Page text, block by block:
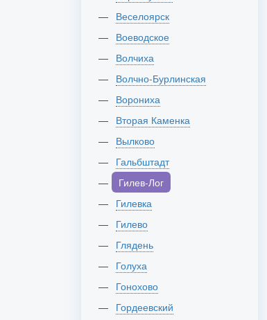
Веселоярск
Воеводское
Волчиха
Волчно-Бурлинская
Ворониха
Вторая Каменка
Вылково
Гальбштадт
Гилев-Лог
Гилевка
Гилево
Глядень
Голуха
Гонохово
Гордеевский